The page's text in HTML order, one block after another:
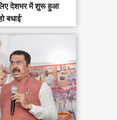
देशभर में शुरू हुआ
बधाई’